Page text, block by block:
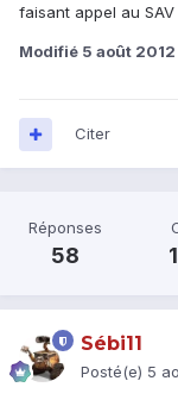
faisant appel au
Modifié 5 août 2012
Citer
Réponses
58
Sébi11
Posté(e) 5